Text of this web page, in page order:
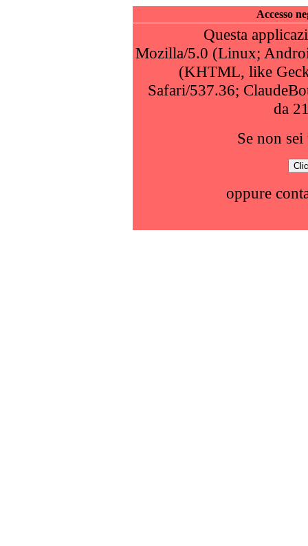
Accesso
Questa
Mozilla/5.0 (Linux;
(KHTML, like
Safari/537.36;
da
Se non
oppure